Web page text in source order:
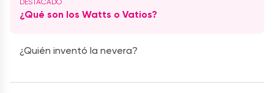
¿Qué son los Watts o Vatios?
¿Quién inventó la nevera?